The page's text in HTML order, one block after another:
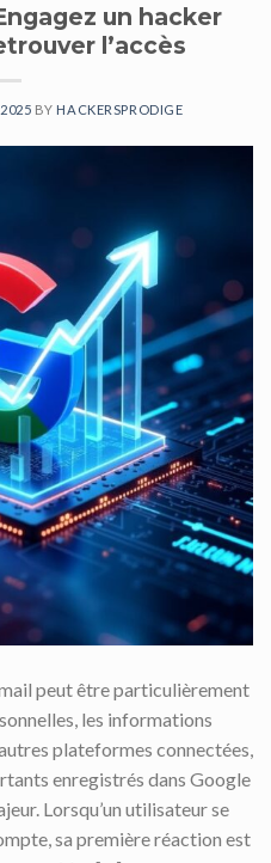
un hacker
l’accès
BY HACKERSPRODIGE
peut être particulièrement
les informations
plateformes connectées,
enregistrés dans Google
Lorsqu’un utilisateur se
sa première réaction est